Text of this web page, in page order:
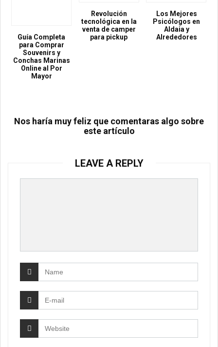
Guía Completa
para Comprar
Souvenirs y
Conchas Marinas
Online al Por
Mayor
Revolución
tecnológica en la
venta de camper
para pickup
Los Mejores
Psicólogos en
Aldaia y
Alrededores
Nos haría muy feliz que comentaras algo sobre
este artículo
LEAVE A REPLY